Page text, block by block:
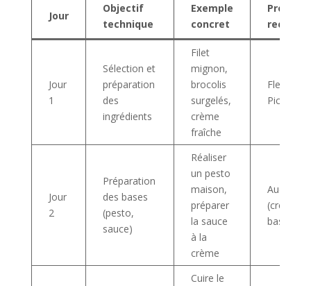
Jour
Objectif
technique
Exemple
concret
Produit
Jour
1
Sélection et
préparation
des
ingrédients
Filet
mignon,
brocolis
surgelés,
crème
fraîche
Fleury
Picard
Jour
2
Préparation
des bases
(pesto,
sauce)
Réaliser
un pesto
maison,
préparer
la sauce
à la
crème
Auchan
(crème,
basilic)
Cuire le